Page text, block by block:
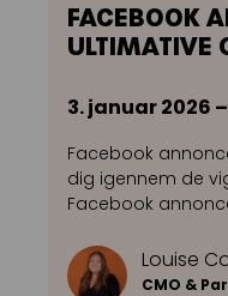
FACEBOOK
3. januar 2026
Facebook
dig igennem de
Facebook
Louise
CMO &